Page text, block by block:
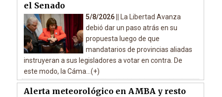
el Senado
5/8/2026 ||
La Libertad Avanza
debió dar un paso atrás en su
propuesta luego de que
mandatarios de provincias aliadas
instruyeran a sus legisladores a votar en contra. De
este modo, la Cáma...(+)
Alerta meteorológico en AMBA y resto